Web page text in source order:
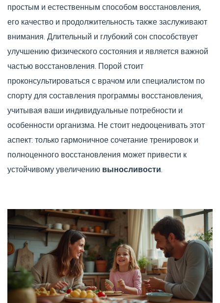
простым и естественным способом восстановления,
его качество и продолжительность также заслуживают
внимания. Длительный и глубокий сон способствует
улучшению физического состояния и является важной
частью восстановления. Порой стоит
проконсультироваться с врачом или специалистом по
спорту для составления программы восстановления,
учитывая ваши индивидуальные потребности и
особенности организма. Не стоит недооценивать этот
аспект: только гармоничное сочетание тренировок и
полноценного восстановления может привести к
устойчивому увеличению выносливости.